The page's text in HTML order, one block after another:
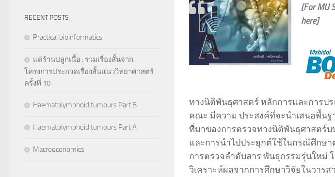
[For MU
here]
ทางนิติพันธุศาสตร์ หลักการและการป
คณะ มีความ ประสงค์ที่จะนำเสนอพื้น
ที่มาของการตรวจทางนิติพันธุศาสตร์บ
และการนำไปประยุกต์ใช้ในกรณีศึกษา
การตรวจลำดับสาร พันธุกรรมรุ่นใหม่
วิเคราะห์ผลจากการศึกษาวิจัยในวาร
RECENT POSTS
Practical bioinformatics
แด่ร้านปลูกเนื้อ : รวมเรื่องสั้นจาก
โครงการประกวดเรื่องสั้นแนววิทยาศาสตร์
ครั้งที่ 10
Haematolymphoid tumours Part B
Haematolymphoid tumours Part A
Macroeconomics